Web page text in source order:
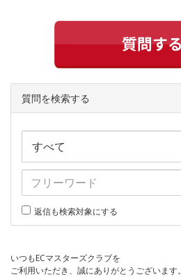
質問を検索する
返信も検索対象にする
いつもECマスターズクラブを
ご利用いただき、誠にありがとうございます。